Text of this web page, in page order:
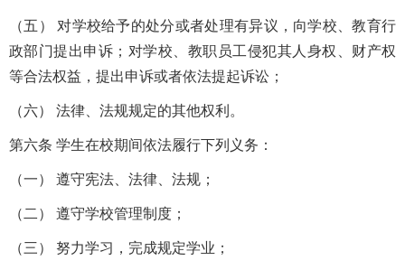
（五） 对学校给予的处分或者处理有异议，向学校、教育行
政部门提出申诉；对学校、教职员工侵犯其人身权、财产权
等合法权益，提出申诉或者依法提起诉讼；
（六） 法律、法规规定的其他权利。
第六条 学生在校期间依法履行下列义务：
（一） 遵守宪法、法律、法规；
（二） 遵守学校管理制度；
（三） 努力学习，完成规定学业；